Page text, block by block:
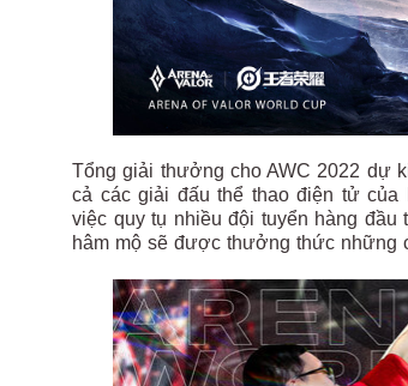
Tổng giải thưởng cho AWC 2022 dự
cả các giải đấu thể thao điện tử
việc quy tụ nhiều đội tuyển hàng
hâm mộ sẽ được thưởng thức những